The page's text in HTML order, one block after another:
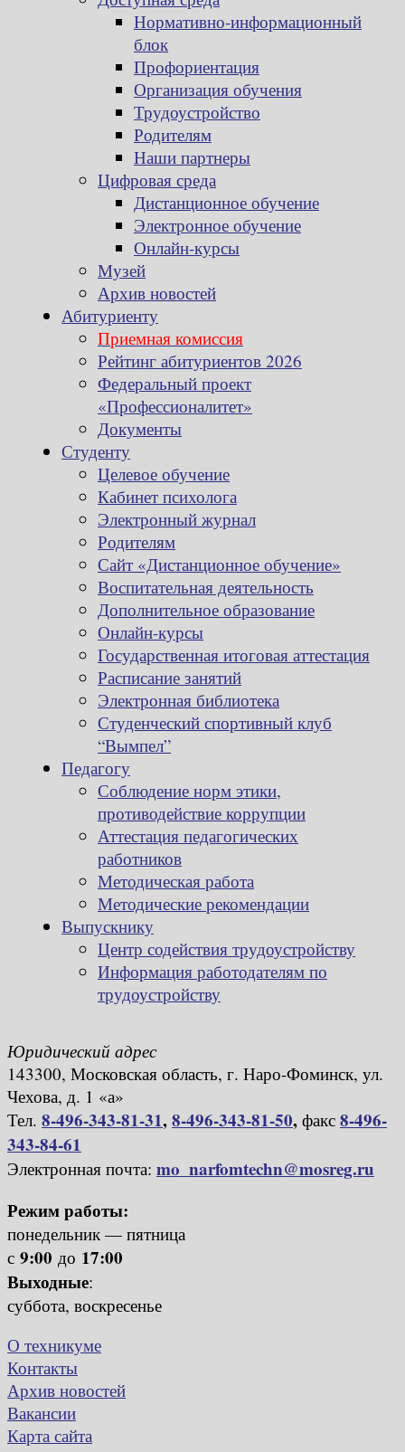
Нормативно-информационный
блок
Профориентация
Организация обучения
Трудоустройство
Родителям
Наши партнеры
Цифровая среда
Дистанционное обучение
Электронное обучение
Онлайн-курсы
Музей
Архив новостей
Абитуриенту
Приемная комиссия
Рейтинг абитуриентов 2026
Федеральный проект
«Профессионалитет»
Документы
Студенту
Целевое обучение
Кабинет психолога
Электронный журнал
Родителям
Сайт «Дистанционное обучение»
Воспитательная деятельность
Дополнительное образование
Онлайн-курсы
Государственная итоговая аттестация
Расписание занятий
Электронная библиотека
Студенческий спортивный клуб
“Вымпел”
Педагогу
Соблюдение норм этики,
противодействие коррупции
Аттестация педагогических
работников
Методическая работа
Методические рекомендации
Выпускнику
Центр содействия трудоустройству
Информация работодателям по
трудоустройству
Юридический адрес
143300, Московская область, г. Наро-Фоминск, ул.
Чехова, д. 1 «а»
Тел. 8-496-343-81-31,8-496-343-81-50, факс 8-496-
343-84-61
Электронная почта: mo_narfomtechn@mosreg.ru
Режим работы:
понедельник — пятница
с 9:00 до 17:00
Выходные:
суббота, воскресенье
О техникуме
Контакты
Архив новостей
Вакансии
Карта сайта